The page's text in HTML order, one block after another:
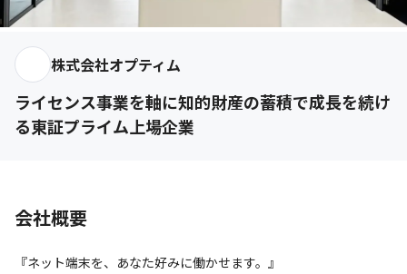
株式会社オプティム
ライセンス事業を軸に知的財産の蓄積で成長を続け
る東証プライム上場企業
会社概要
『ネット端末を、あなた好みに働かせます。』